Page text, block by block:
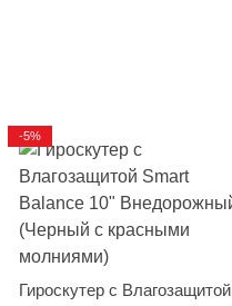
Гироскутер с Влагозащитой
-5%